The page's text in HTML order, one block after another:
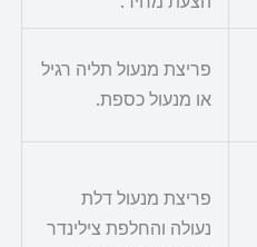
פריצת מנעול תליה רגיל
או מנעול כספת.
פריצת מנעול דלת
נעולה והחלפת צילינדר